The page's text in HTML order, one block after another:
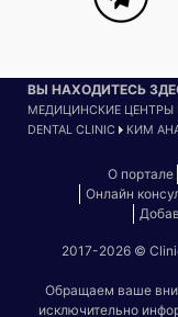
ВЫ НАХОДИТЕСЬ
МЕДИЦИНСКИЕ ЦЕНТРЫ
DENTAL CLINIC
КИМ
О портале
Онлайн
2017-2026 ©
Обращаем ваше
исключительно